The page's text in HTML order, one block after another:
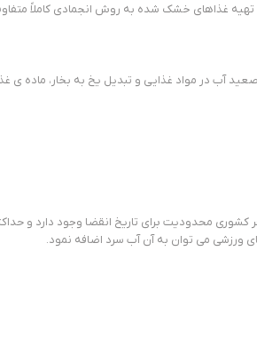
تهیه غذاهای خشک شده به روش انجمادی کاملاً
آب در مواد غذایی و تبدیل یخ به بخار، ماده ی
ورزشی می توان به آن آب سرد اضافه نمود.